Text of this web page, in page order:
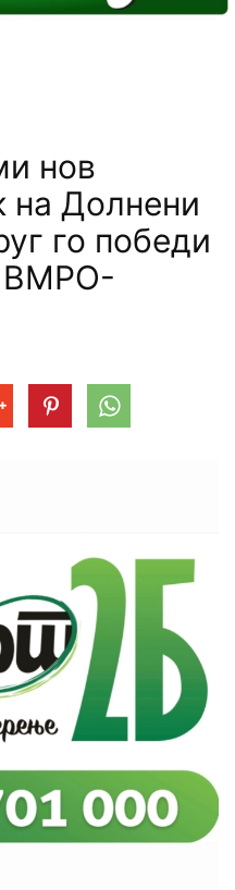
нов
на Долнени
го победи
ВМРО-